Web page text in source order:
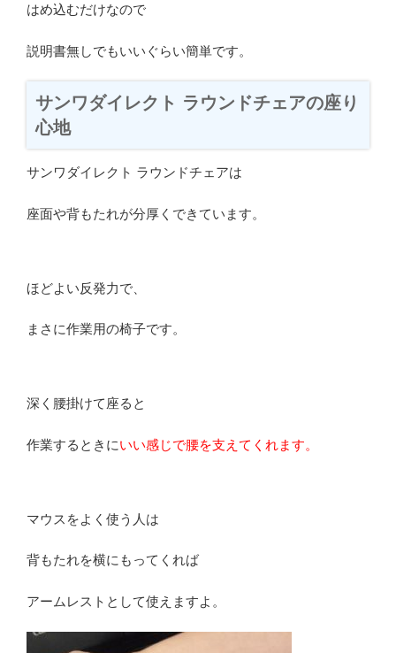
はめ込むだけなので
説明書無しでもいいぐらい簡単です。
サンワダイレクト ラウンドチェアの座り
心地
サンワダイレクト ラウンドチェアは
座面や背もたれが分厚くできています。
ほどよい反発力で、
まさに作業用の椅子です。
深く腰掛けて座ると
作業するときにいい感じで腰を支えてくれます。
マウスをよく使う人は
背もたれを横にもってくれば
アームレストとして使えますよ。